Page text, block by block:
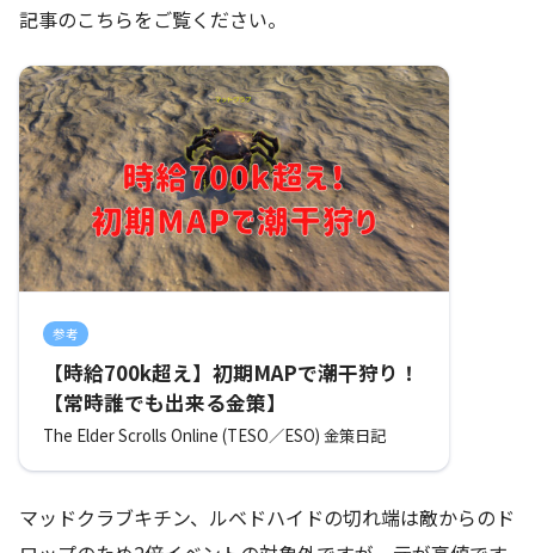
記事のこちらをご覧ください。
参考
【時給700k超え】初期MAPで潮干狩り！
【常時誰でも出来る金策】
The Elder Scrolls Online (TESO／ESO) 金策日記
マッドクラブキチン、ルベドハイドの切れ端は敵からのド